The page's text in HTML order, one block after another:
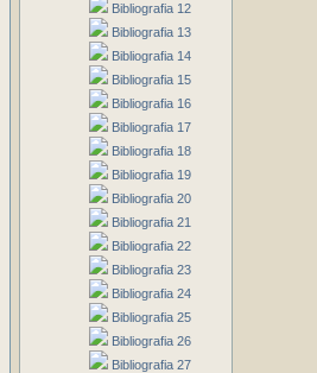
Bibliografia 12
Bibliografia 13
Bibliografia 14
Bibliografia 15
Bibliografia 16
Bibliografia 17
Bibliografia 18
Bibliografia 19
Bibliografia 20
Bibliografia 21
Bibliografia 22
Bibliografia 23
Bibliografia 24
Bibliografia 25
Bibliografia 26
Bibliografia 27